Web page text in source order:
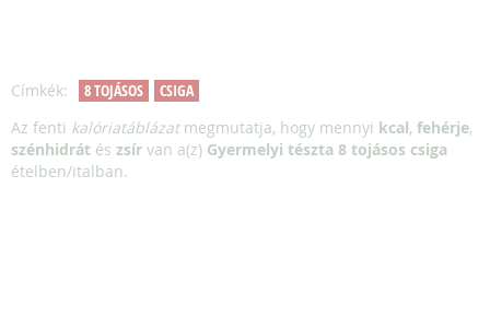
Címkék: 8 TOJÁSOS
CSIGA
Az fenti kalóriatáblázatmegmutatja, hogy mennyi kcal, fehérje,
szénhidrát és zsír van a(z) Gyermelyi tészta 8 tojásos csiga
ételben/italban.